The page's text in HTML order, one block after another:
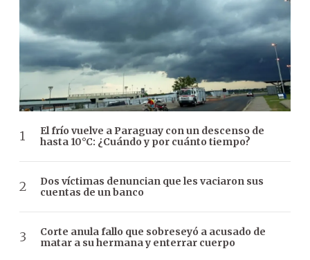
El frío vuelve a Paraguay con un descenso de
hasta 10°C: ¿Cuándo y por cuánto tiempo?
Dos víctimas denuncian que les vaciaron sus
cuentas de un banco
Corte anula fallo que sobreseyó a acusado de
matar a su hermana y enterrar cuerpo